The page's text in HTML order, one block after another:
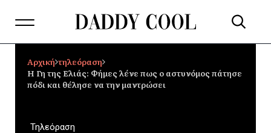
Αρχική τηλεόραση
Η Γη της Ελιάς: Φήμες λένε πως ο αστυνόμος πάτησε
πόδι και θέλησε να την μαντρώσει
Τηλεόραση